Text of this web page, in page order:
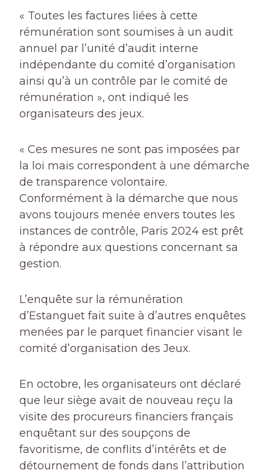
« Toutes les factures liées à cette
rémunération sont soumises à un audit
annuel par l’unité d’audit interne
indépendante du comité d’organisation
ainsi qu’à un contrôle par le comité de
rémunération », ont indiqué les
organisateurs des jeux.
« Ces mesures ne sont pas imposées par
la loi mais correspondent à une démarche
de transparence volontaire.
Conformément à la démarche que nous
avons toujours menée envers toutes les
instances de contrôle, Paris 2024 est prêt
à répondre aux questions concernant sa
gestion.
L’enquête sur la rémunération
d’Estanguet fait suite à d’autres enquêtes
menées par le parquet financier visant le
comité d’organisation des Jeux.
En octobre, les organisateurs ont déclaré
que leur siège avait de nouveau reçu la
visite des procureurs financiers français
enquêtant sur des soupçons de
favoritisme, de conflits d’intérêts et de
détournement de fonds dans l’attribution